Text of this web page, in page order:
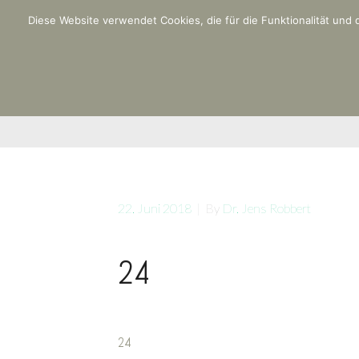
22. Juni 2018 Dr. Jens Robbert
24
24
Diese Website verwendet Cookies, die für die Funktionalität